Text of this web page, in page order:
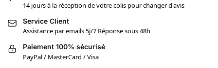
14 jours à la réception de votre colis pour changer d'avis
Service Client
Assistance par emails 5j/7 Réponse sous 48h
Paiement 100% sécurisé
PayPal / MasterCard / Visa